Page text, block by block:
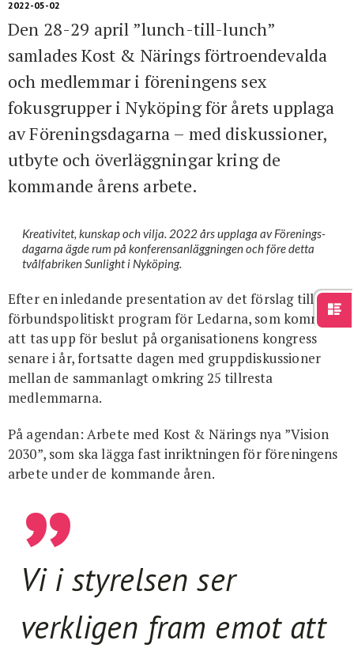
2022-05-02
Den 28-29 april ”lunch-till-lunch”
samlades Kost & Närings förtroendevalda
och medlemmar i föreningens sex
fokusgrupper i Nyköping för årets upplaga
av Förenings­dagarna – med diskussioner,
utbyte och överläggningar kring de
kommande årens arbete.
Kreativitet, kunskap och vilja. 2022 års upplaga av Förenings­
dagarna ägde rum på konferensanläggningen och före detta
tvålfabriken Sunlight i Nyköping.
Efter en inledande presentation av det förslag till nytt
förbundspolitiskt program för Ledarna, som kommer
att tas upp för beslut på organisationens kongress
senare i år, fortsatte dagen med gruppdiskussioner
mellan de sammanlagt omkring 25 tillresta
medlemmarna.
På agendan: Arbete med Kost & Närings nya ”Vision
2030”, som ska lägga fast inriktningen för föreningens
arbete under de kommande åren.
Vi i styrelsen ser
verkligen fram emot att